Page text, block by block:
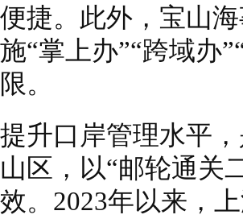
便捷。此外，宝山
施“掌上办”“跨域办
限。
提升口岸管理水平
山区，以“邮轮通关
效。2023年以来，